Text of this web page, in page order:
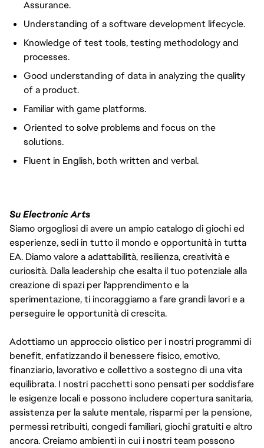
Assurance.
Understanding of a software development lifecycle.
Knowledge of test tools, testing methodology and
processes.
Good understanding of data in analyzing the quality
of a product.
Familiar with game platforms.
Oriented to solve problems and focus on the
solutions.
Fluent in English, both written and verbal.
Su Electronic Arts
Siamo orgogliosi di avere un ampio catalogo di giochi ed
esperienze, sedi in tutto il mondo e opportunità in tutta
EA. Diamo valore a adattabilità, resilienza, creatività e
curiosità. Dalla leadership che esalta il tuo potenziale alla
creazione di spazi per l'apprendimento e la
sperimentazione, ti incoraggiamo a fare grandi lavori e a
perseguire le opportunità di crescita.
Adottiamo un approccio olistico per i nostri programmi di
benefit, enfatizzando il benessere fisico, emotivo,
finanziario, lavorativo e collettivo a sostegno di una vita
equilibrata. I nostri pacchetti sono pensati per soddisfare
le esigenze locali e possono includere copertura sanitaria,
assistenza per la salute mentale, risparmi per la pensione,
permessi retribuiti, congedi familiari, giochi gratuiti e altro
ancora. Creiamo ambienti in cui i nostri team possono